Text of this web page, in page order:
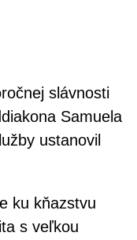
slávnosti
Samuela
ustanovil
ku kňazstvu
s veľkou